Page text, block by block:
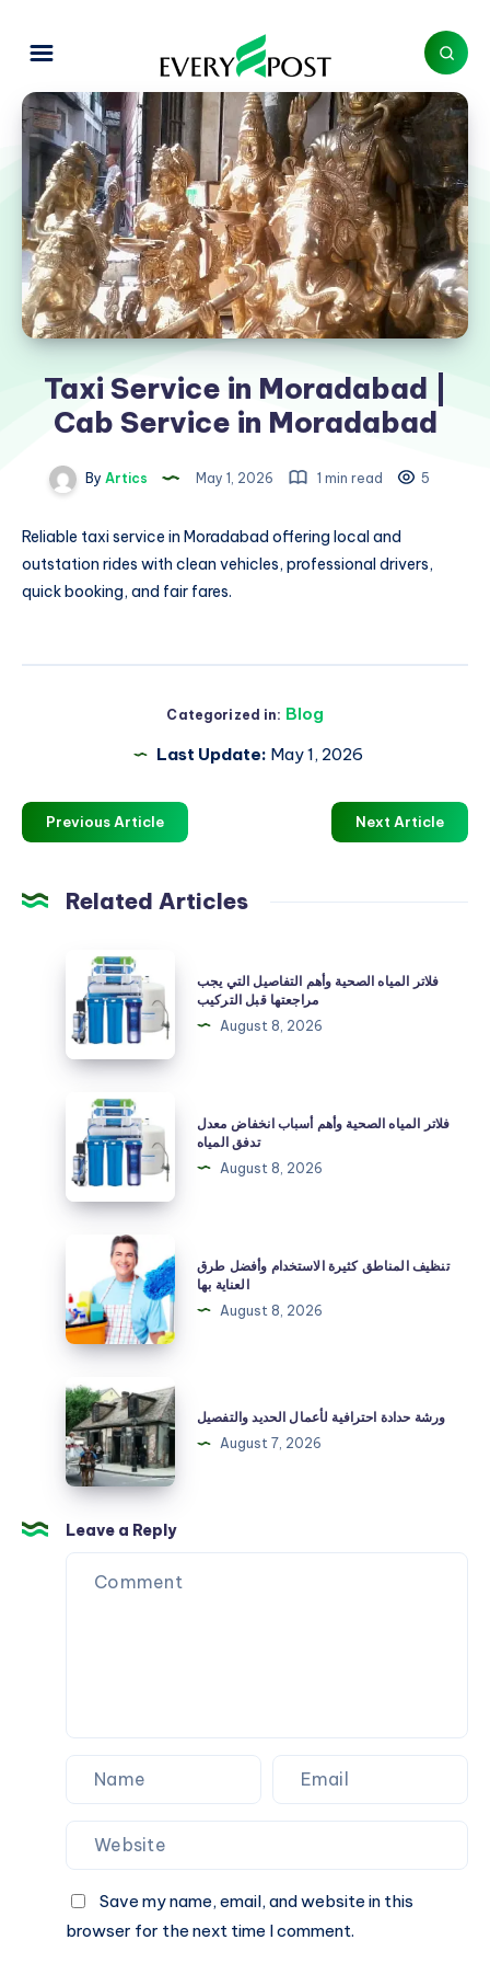
Taxi Service in Moradabad |
Cab Service in Moradabad
By Artics May 1, 2026 1 min read 5
Reliable taxi service in Moradabad offering local and
outstation rides with clean vehicles, professional drivers,
quick booking, and fair fares.
Categorized in: Blog
Last Update: May 1, 2026
Previous Article Next Article
Related Articles
فلاتر
المياه
الصحية
وأهم
التفاصيل
يجب
مراجعتها
قبل
التركيب
فلاتر المياه الصحية وأهم التفاصيل التي يجب
مراجعتها قبل التركيب
August 8, 2026
فلاتر
المياه
الصحية
وأهم
أسباب
انخفاض
تدفق
المياه
فلاتر المياه الصحية وأهم أسباب انخفاض معدل
تدفق المياه
August 8, 2026
المناطق
كثيرة
الاستخدام
وأفضل
طرق
العناية
بها
تنظيف المناطق كثيرة الاستخدام وأفضل طرق
العناية بها
August 8, 2026
ورشة
حدادة
احترافية
لأعمال
الحديد
والتفصيل
ورشة حدادة احترافية لأعمال الحديد والتفصيل
August 7, 2026
Leave a Reply
Save my name, email, and website in this
browser for the next time I comment.